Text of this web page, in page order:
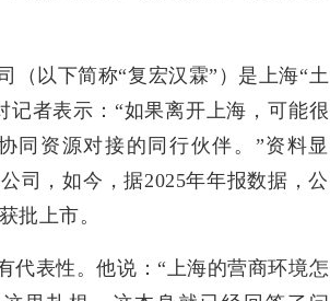
（以下简称“复宏汉霖”）是上海“土
者表示：“如果离开上海，可能很
同资源对接的同行伙伴。”资料显
司，如今，据2025年年报数据，公
批上市。
代表性。他说：“上海的营商环境怎